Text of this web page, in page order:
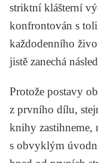
striktní klášterní
konfrontován s
každodenního
jistě zanechá
Protože postavy
z prvního dílu,
knihy zastihneme,
s obvyklým